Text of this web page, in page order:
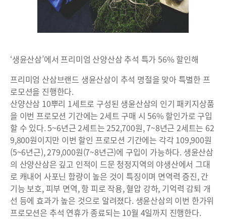
‘생윤산삼’에서 프리미엄 산양산삼 추석 특가 56% 할인해
프리미엄 산삼브랜드 생윤산삼이 추석 명절을 맞아 특별한 프
로모션을 진행한다.
산양산삼 10뿌리 1세트로 구성된 생윤산삼의 인기 패키지상품
을 이번 프로모션 기간에는 2세트 구매 시 56% 할인가로 구입
할 수 있다. 5~6년근 2세트는 252,700원, 7~8년근 2세트는 62
9,800원이지만 이번 할인 프로모션 기간에는 각각 109,900원
(5~6년근), 279,000원(7~8년근)에 구입이 가능하다. 생윤산삼
의 산양산삼은 깊고 인적이 드문 청정지역의 야생산에서 그대
로 캐내어 사포닌 함량이 높은 것이 특징이며 면역력 증진, 간
기능 보호, 피부 면역, 항 피로 작용, 혈압 강하, 기억력 감퇴 개
선 등에 효과가 높은 것으로 알려졌다. 생윤산삼의 이번 한가위
프로모션은 추석 연휴가 종료되는 10월 4일까지 진행한다.